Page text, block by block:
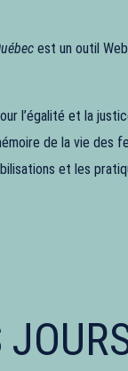
est un outil
l’égalité et la
de la vie
et les